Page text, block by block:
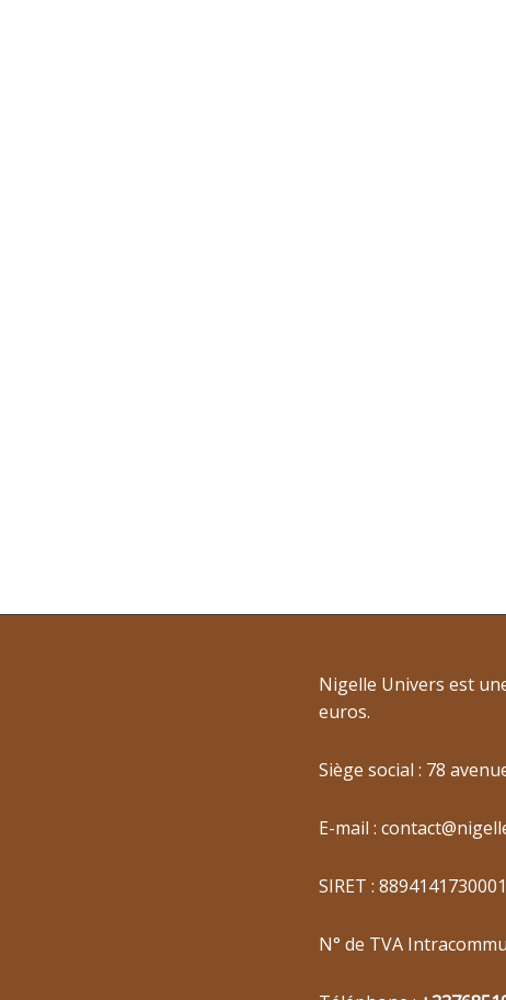
Nigelle Univers est
euros.
Siège social : 78
E-mail :
SIRET :
N° de TVA